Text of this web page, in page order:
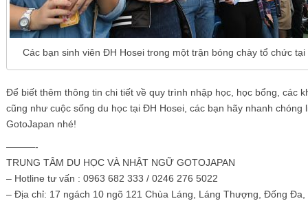
Các bạn sinh viên ĐH Hosei trong một trận bóng chày tổ chức
Để biết thêm thông tin chi tiết về quy trình nhập học, học bổng, các
cũng như cuộc sống du học tại ĐH Hosei, các bạn hãy nhanh chóng
GotoJapan nhé!
———-
TRUNG TÂM DU HỌC VÀ NHẬT NGỮ GOTOJAPAN
– Hotline tư vấn : 0963 682 333 / 0246 276 5022
– Địa chỉ: 17 ngách 10 ngõ 121 Chùa Láng, Láng Thượng, Đống Đa,